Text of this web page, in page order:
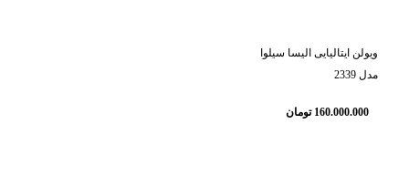
ویولن ایتالیایی الیسا سیلوا
مدل 2339
160.000.000 تومان